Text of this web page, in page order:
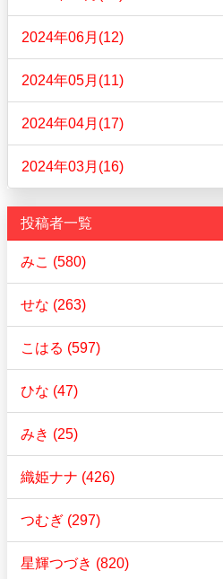
2024年06月(12)
2024年05月(11)
2024年04月(17)
2024年03月(16)
投稿者一覧
みこ (580)
せな (263)
こはる (597)
ひな (47)
みき (25)
織姫ナナ (426)
つむぎ (297)
星輝つづき (820)